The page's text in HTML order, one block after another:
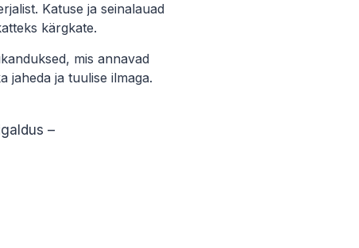
Katuse ja seinalauad
kärgkate.
mis annavad
jaheda ja tuulise ilmaga.
–